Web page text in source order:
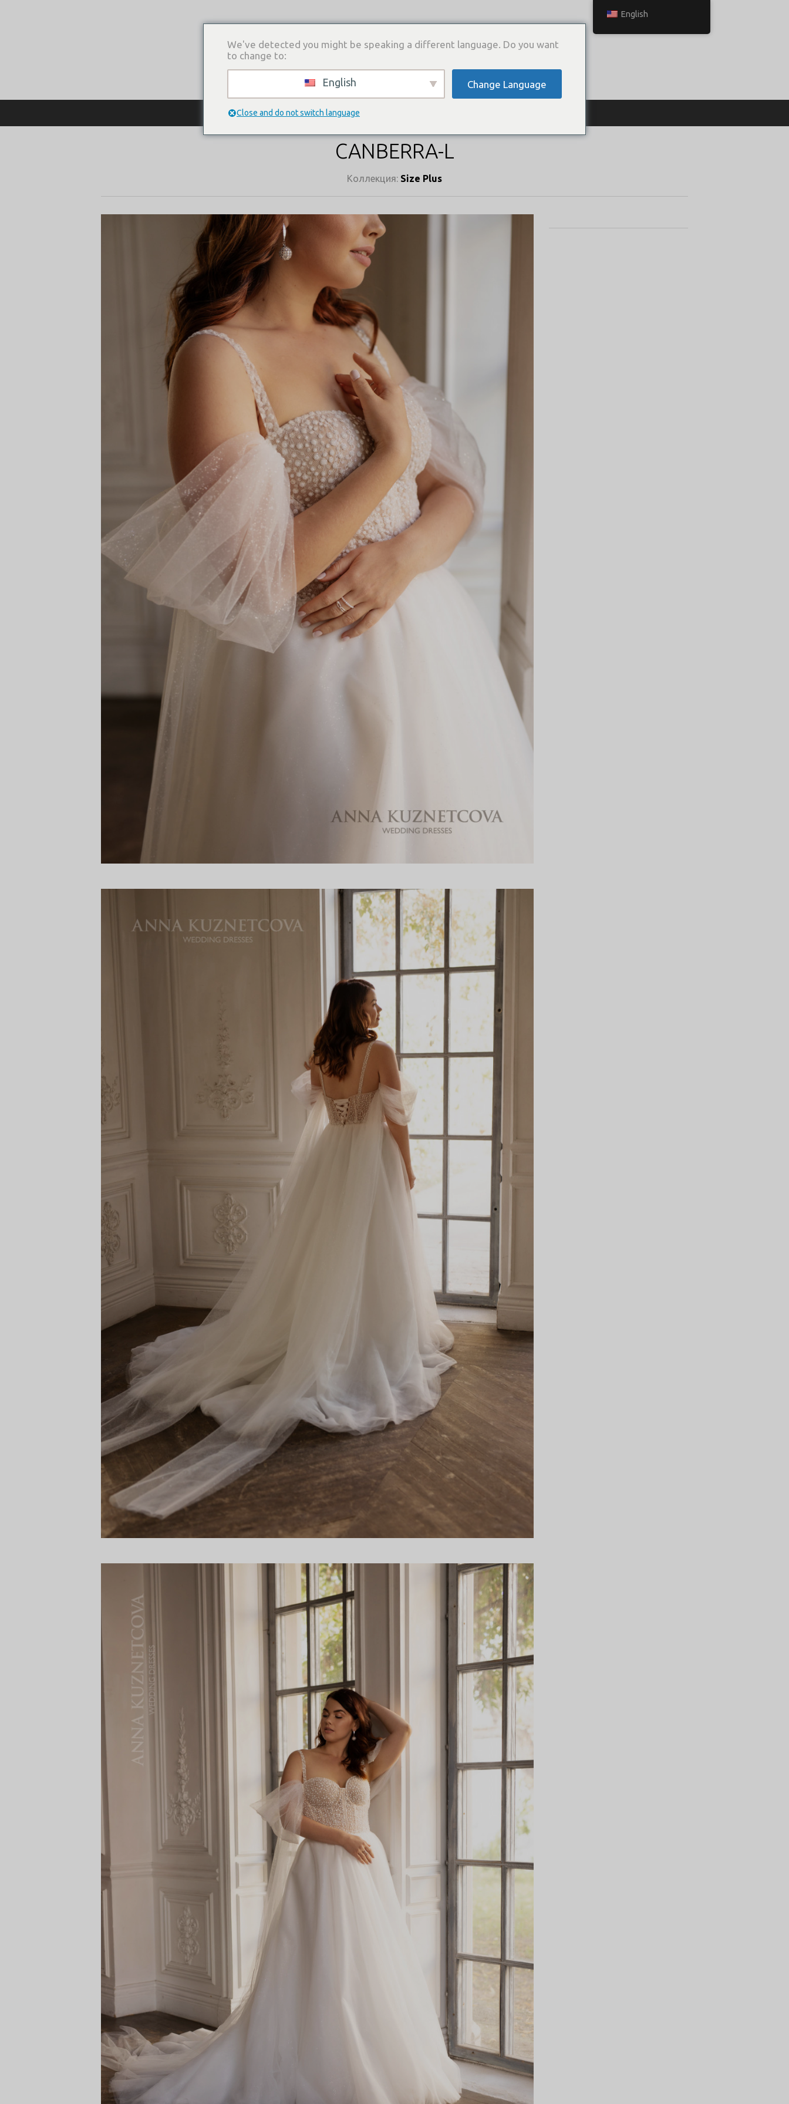
КАТАЛОГ ПЛАТЬЕВ ГДЕ КУПИТЬ СВЯЗАТЬСЯ С НАМИ
КАТАЛОГ ПЛАТЬЕВ
CANBERRA-L
Коллекция: Size Plus
English
We've detected you might be speaking a different language. Do you want
to change to:
English Change Language
Close and do not switch language